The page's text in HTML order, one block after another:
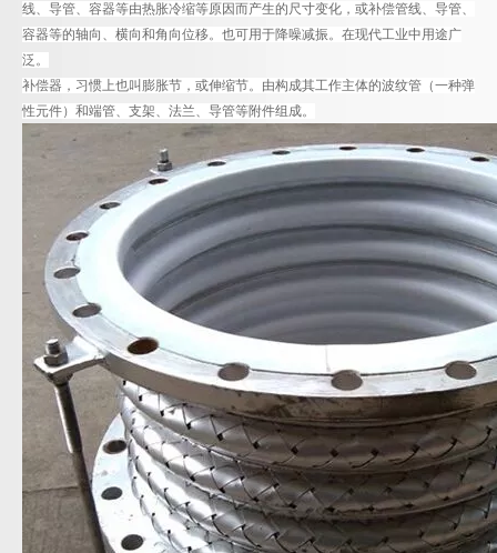
线、导管、容器等由热胀冷缩等原因而产生的尺寸变化，或补偿管线、导管、
容器等的轴向、横向和角向位移。也可用于降噪减振。在现代工业中用途广
泛。
补偿器，习惯上也叫膨胀节，或伸缩节。由构成其工作主体的波纹管（一种弹
性元件）和端管、支架、法兰、导管等附件组成。